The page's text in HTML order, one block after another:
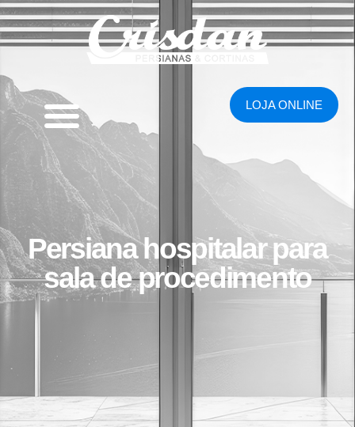
LOJA ONLINE
Persiana hospitalar para
sala de procedimento